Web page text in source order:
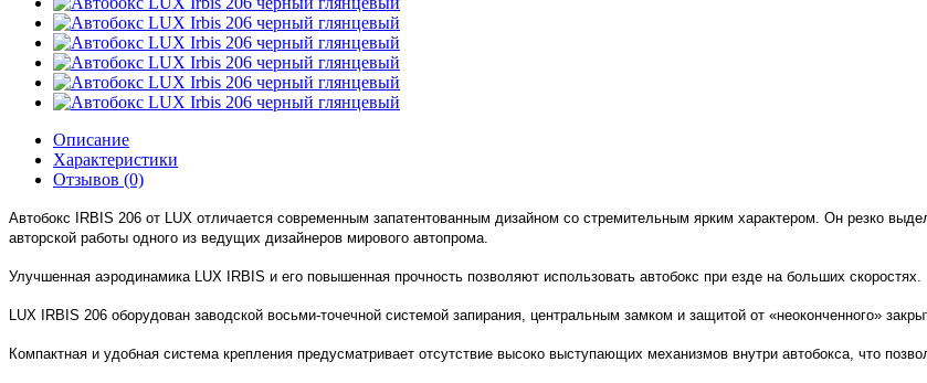
Описание
Характеристики
Отзывов (0)
Автобокс RBIS 206 от LUX отличается современным запатентованным дизайном со стремительным ярким характером. Он резко
авторской работы одного из ведущих дизайнеров мирового автопрома.
Улучшенная аэродинамика LUX IRBIS и его повышенная прочность позволяют использовать автобокс при езде на больших скоростях.
LUX RBIS 206 оборудован заводской восьми-точечной системой запирания, центральным замком и защитой от «неоконченного»
Компактная и удобная система крепления предусматривает отсутствие высоко выступающих механизмов внутри автобокса, что